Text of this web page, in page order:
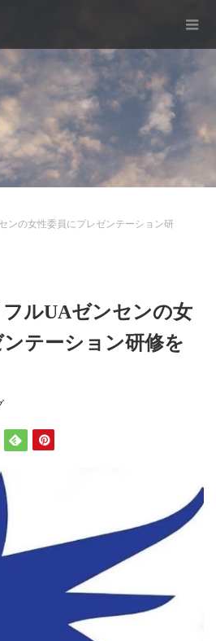
ンの女性委員にプレゼンテーション研
ルUAゼンセンの女
テーション研修を